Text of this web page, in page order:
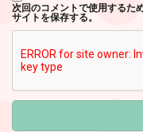
次回のコメントで使用するた
サイトを保存する。